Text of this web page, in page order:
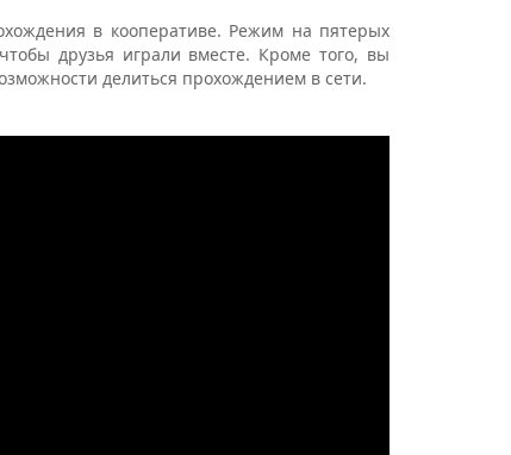
в кооперативе. Режим на пятерых
друзья играли вместе. Кроме того, вы
делиться прохождением в сети.